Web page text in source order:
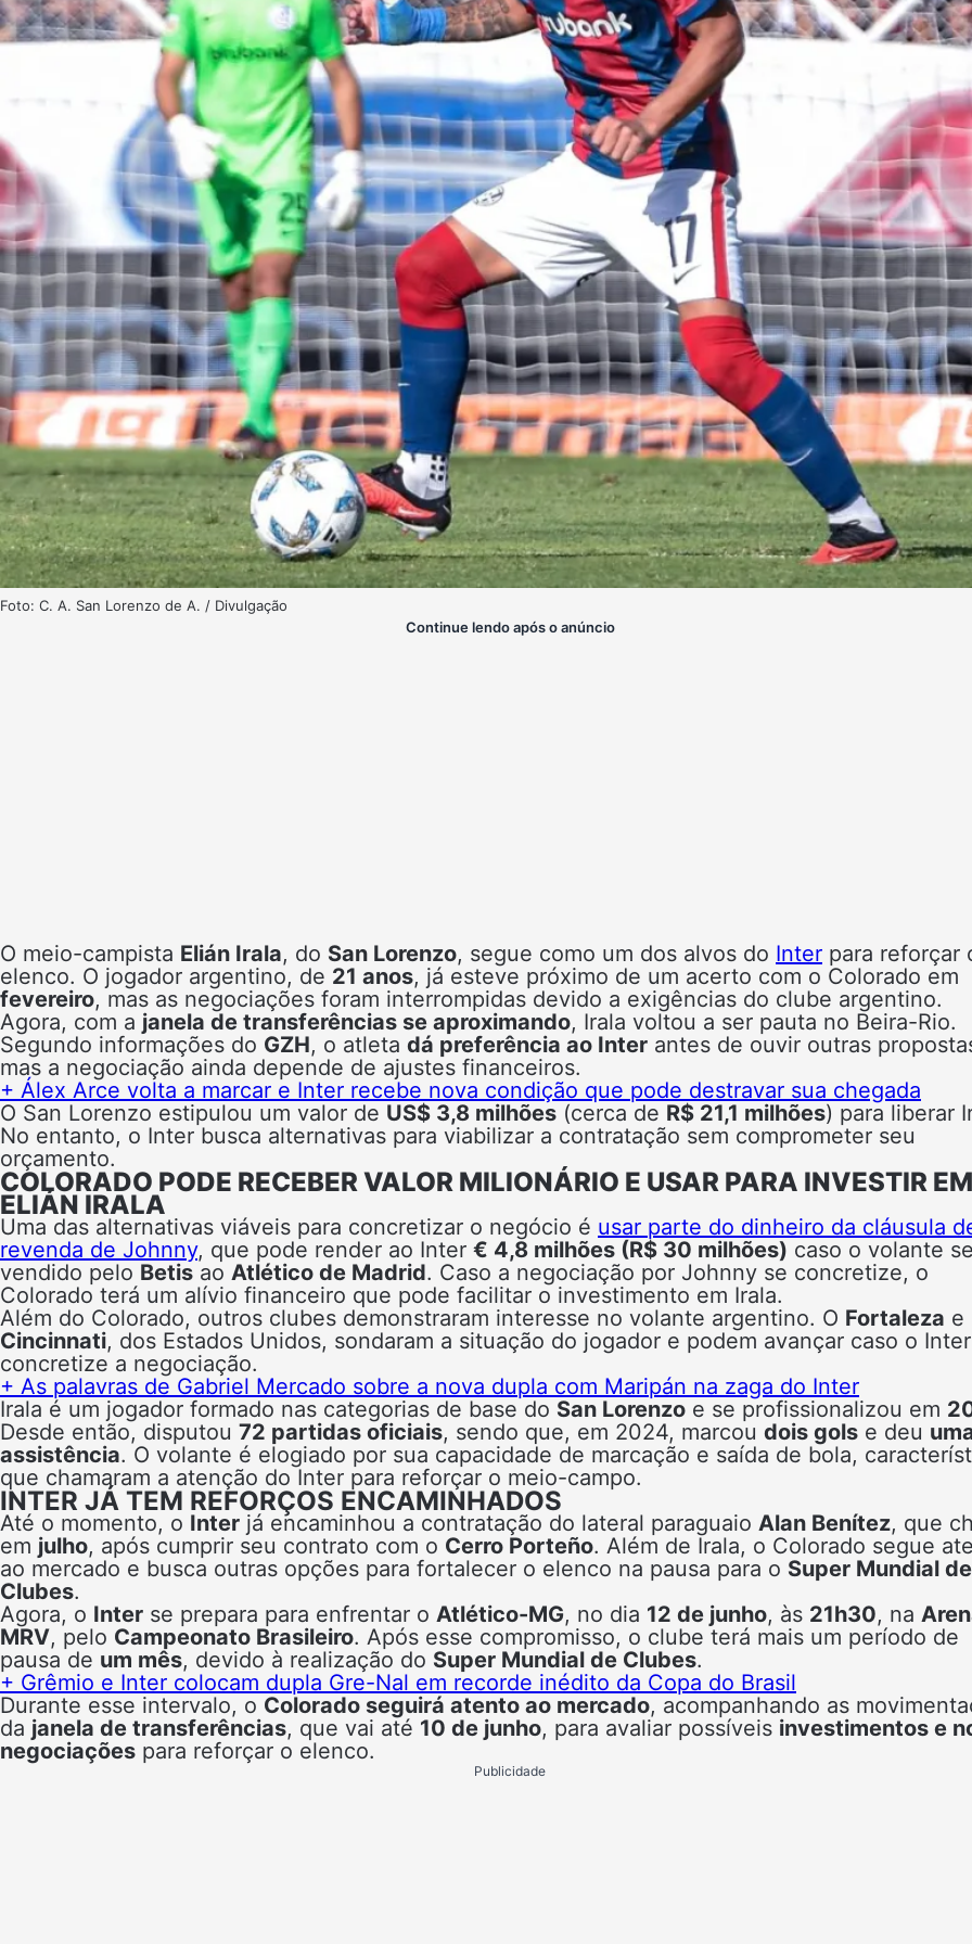
Foto: C. A. San Lorenzo de A. / Divulgação
Continue lendo após o anúncio
O meio-campista Elián Irala, do San Lorenzo, segue como um dos alvos do Inter para reforçar
elenco. O jogador argentino, de 21 anos, já esteve próximo de um acerto com o Colorado em
fevereiro, mas as negociações foram interrompidas devido a exigências do clube argentino.
Agora, com a janela de transferências se aproximando, Irala voltou a ser pauta no Beira-Rio.
Segundo informações do GZH, o atleta dá preferência ao Inter antes de ouvir outras
mas a negociação ainda depende de ajustes financeiros.
+ Álex Arce volta a marcar e Inter recebe nova condição que pode destravar sua chegada
O San Lorenzo estipulou um valor de US$ 3,8 milhões (cerca de R$ 21,1 milhões) para liberar
No entanto, o Inter busca alternativas para viabilizar a contratação sem comprometer seu
orçamento.
COLORADO PODE RECEBER VALOR MILIONÁRIO E USAR PARA INVESTIR EM
ELIÁN IRALA
Uma das alternativas viáveis para concretizar o negócio é usar parte do dinheiro da cláusula
revenda de Johnny, que pode render ao Inter € 4,8 milhões (R$ 30 milhões) caso o volante
vendido pelo Betis ao Atlético de Madrid. Caso a negociação por Johnny se concretize, o
Colorado terá um alívio financeiro que pode facilitar o investimento em Irala.
Além do Colorado, outros clubes demonstraram interesse no volante argentino. O Fortaleza
Cincinnati, dos Estados Unidos, sondaram a situação do jogador e podem avançar caso o
concretize a negociação.
+ As palavras de Gabriel Mercado sobre a nova dupla com Maripán na zaga do Inter
Irala é um jogador formado nas categorias de base do San Lorenzo e se profissionalizou em
Desde então, disputou 72 partidas oficiais, sendo que, em 2024, marcou dois gols e deu
assistência. O volante é elogiado por sua capacidade de marcação e saída de bola,
que chamaram a atenção do Inter para reforçar o meio-campo.
INTER JÁ TEM REFORÇOS ENCAMINHADOS
Até o momento, o Inter já encaminhou a contratação do lateral paraguaio Alan Benítez, que
em julho, após cumprir seu contrato com o Cerro Porteño. Além de Irala, o Colorado segue
ao mercado e busca outras opções para fortalecer o elenco na pausa para o Super Mundial de
Clubes.
Agora, o Inter se prepara para enfrentar o Atlético-MG, no dia 12 de junho, às 21h30, na
MRV, pelo Campeonato Brasileiro. Após esse compromisso, o clube terá mais um período de
pausa de um mês, devido à realização do Super Mundial de Clubes.
+ Grêmio e Inter colocam dupla Gre-Nal em recorde inédito da Copa do Brasil
Durante esse intervalo, o Colorado seguirá atento ao mercado, acompanhando as
da janela de transferências, que vai até 10 de junho, para avaliar possíveis investimentos e
negociações para reforçar o elenco.
Publicidade